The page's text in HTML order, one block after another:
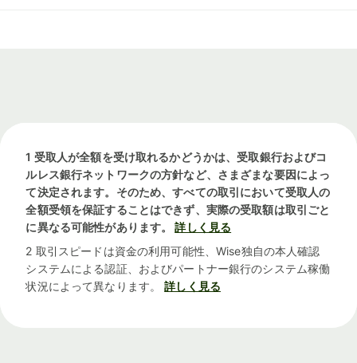
1 受取人が全額を受け取れるかどうかは、受取銀行およびコ
ルレス銀行ネットワークの方針など、さまざまな要因によっ
て決定されます。そのため、すべての取引において受取人の
全額受領を保証することはできず、実際の受取額は取引ごと
に異なる可能性があります。
詳しく見る
2 取引スピードは資金の利用可能性、Wise独自の本人確認
システムによる認証、およびパートナー銀行のシステム稼働
状況によって異なります。
詳しく見る